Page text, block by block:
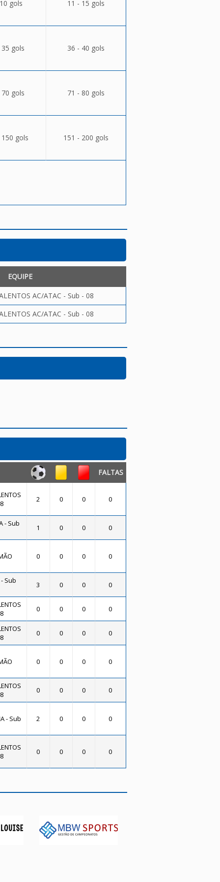
gols 11 - 15 gols
gols 36 - 40 gols
gols 71 - 80 gols
gols 151 - 200 gols
EQUIPE
AC/ATAC - Sub - 08
AC/ATAC - Sub - 08
FALTAS
2 0 0 0
- Sub
1 0 0 0
0 0 0 0
Sub
3 0 0 0
0 0 0 0
0 0 0 0
0 0 0 0
0 0 0 0
- Sub
2 0 0 0
0 0 0 0